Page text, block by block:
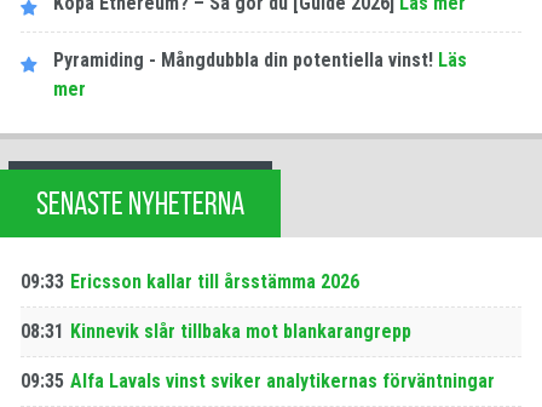
Pyramiding - Mångdubbla din potentiella vinst! Läs
mer
SENASTE NYHETERNA
09:33 Ericsson kallar till årsstämma 2026
08:31 Kinnevik slår tillbaka mot blankarangrepp
09:35 Alfa Lavals vinst sviker analytikernas förväntningar